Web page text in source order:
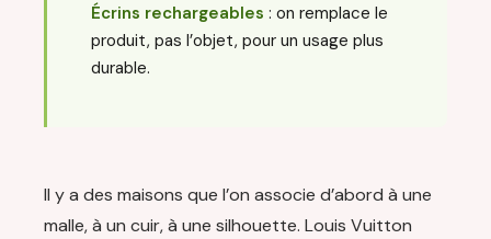
Écrins rechargeables : on remplace le
produit, pas l’objet, pour un usage plus
durable.
Il y a des maisons que l’on associe d’abord à une
malle, à un cuir, à une silhouette. Louis Vuitton